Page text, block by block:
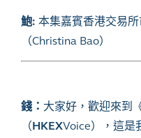
鮑: 本集嘉賓香港交易
（Christina Bao）
錢： 大家好，歡迎來到
（HKEXVoice），這是